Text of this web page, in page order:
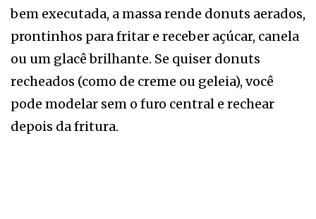
bem executada, a massa rende donuts aerados,
prontinhos para fritar e receber açúcar, canela
ou um glacê brilhante. Se quiser donuts
recheados (como de creme ou geleia), você
pode modelar sem o furo central e rechear
depois da fritura.